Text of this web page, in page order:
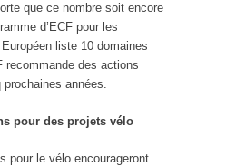
que ce nombre soit encore
d’ECF pour les
liste 10 domaines
recommande des actions
années.
pour des projets vélo
pour le vélo encourageront